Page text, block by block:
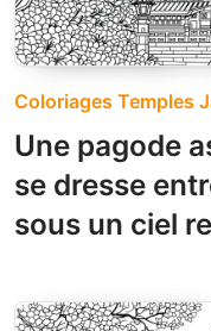
Coloriages Temples
Une pagode
se dresse
sous un ciel